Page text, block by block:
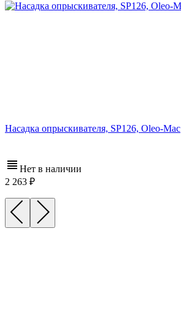
Насадка опрыскивателя, SP126, Oleo-Mac
Нет в наличии
2 263